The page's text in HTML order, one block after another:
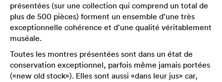
présentées (sur une collection qui comprend un total de
plus de 500 pièces) forment un ensemble d’une très
exceptionnelle cohérence et d’une qualité véritablement
muséale.
Toutes les montres présentées sont dans un état de
conservation exceptionnel, parfois même jamais portées
(«new old stock»). Elles sont aussi «dans leur jus» car,